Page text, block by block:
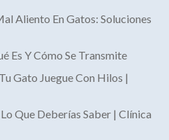
Aliento En Gatos: Soluciones
Es Y Cómo Se Transmite
Gato Juegue Con Hilos |
Que Deberías Saber | Clínica